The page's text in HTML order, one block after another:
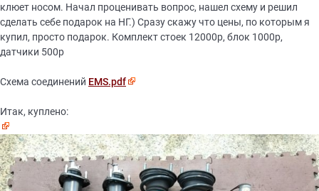
клюет носом. Начал проценивать вопрос, нашел схему и решил
сделать себе подарок на НГ.) Сразу скажу что цены, по которым я
купил, просто подарок. Комплект стоек 12000р, блок 1000р,
датчики 500р
Схема соединений EMS.pdf
Итак, куплено: